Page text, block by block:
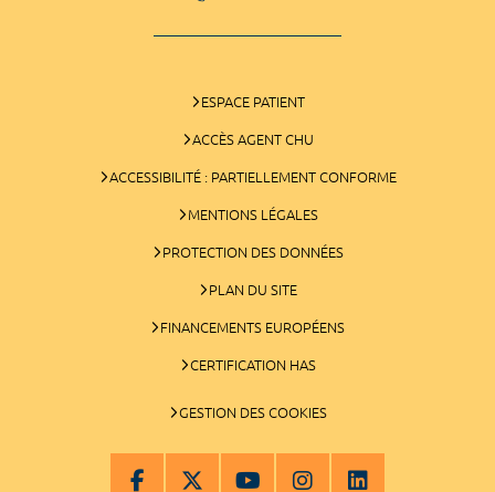
ESPACE PATIENT
ACCÈS AGENT CHU
ACCESSIBILITÉ : PARTIELLEMENT CONFORME
MENTIONS LÉGALES
PROTECTION DES DONNÉES
PLAN DU SITE
FINANCEMENTS EUROPÉENS
CERTIFICATION HAS
GESTION DES COOKIES